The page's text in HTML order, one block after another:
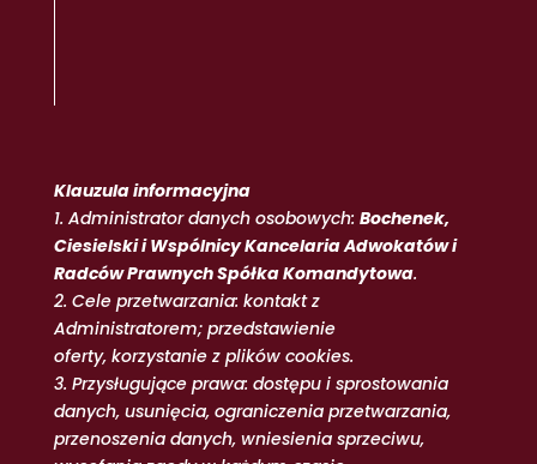
Klauzula informacyjna
1. Administrator danych osobowych: Bochenek,
Ciesielski i Wspólnicy Kancelaria Adwokatów i
Radców Prawnych Spółka Komandytowa.
2. Cele przetwarzania: kontakt z
Administratorem; przedstawienie
oferty, korzystanie z plików cookies.
3. Przysługujące prawa: dostępu i sprostowania
danych, usunięcia, ograniczenia przetwarzania,
przenoszenia danych, wniesienia sprzeciwu,